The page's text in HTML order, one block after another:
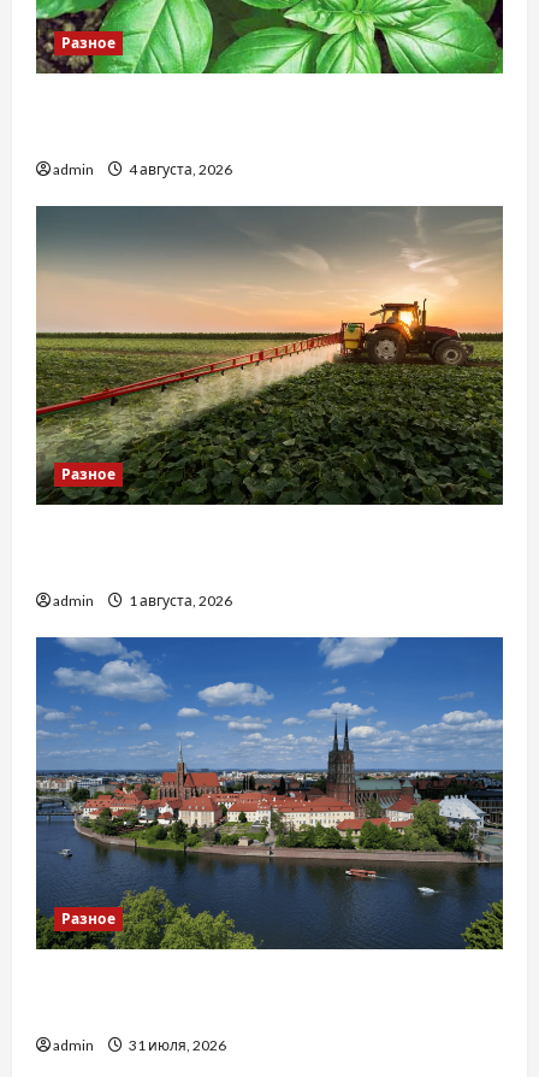
Разное
admin 4 августа, 2026
Разное
admin 1 августа, 2026
Разное
admin 31 июля, 2026